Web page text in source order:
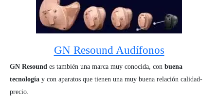
GN Resound Audífonos
GN Resound es también una marca muy conocida, con buena
tecnología y con aparatos que tienen una muy buena relación calidad-
precio.